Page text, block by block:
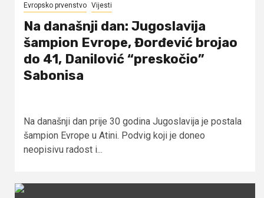
Evropsko prvenstvo Vijesti
Na današnji dan: Jugoslavija
šampion Evrope, Đorđević brojao
do 41, Danilović “preskočio”
Sabonisa
Na današnji dan prije 30 godina Jugoslavija je postala
šampion Evrope u Atini. Podvig koji je doneo
neopisivu radost i...